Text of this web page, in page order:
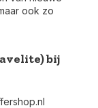
ook zo
bij